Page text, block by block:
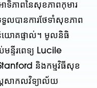
ទិភាពនៃសុខភាពកុមារ
លបានការថែទាំសុខភាព
និយោគផ្ទាល់។ មូលនិធិ
មន្ទីរពេទ្យ Lucile
និងកម្មវិធីសុខ
រសាកលវិទ្យាល័យ